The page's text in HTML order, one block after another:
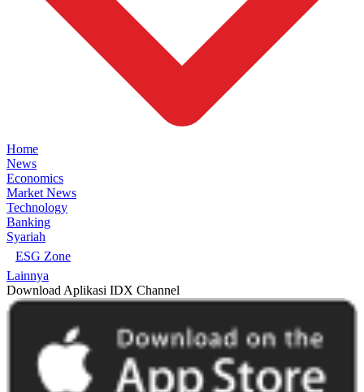
Home
News
Economics
Market News
Technology
Banking
Syariah
ESG Zone
Lainnya
Download Aplikasi IDX Channel